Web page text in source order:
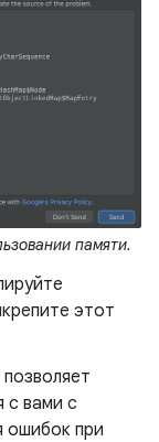
памяти.
этот
с вами с
ошибок при